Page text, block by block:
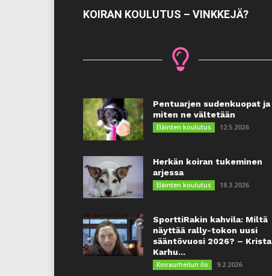
KOIRAN KOULUTUS – VINKKEJÄ?
Pentuarjen sudenkuopat ja
miten ne vältetään
Eläinten koulutus 12.5.2026
Herkän koiran tukeminen
arjessa
Eläinten koulutus 18.3.2026
SporttiRakin kahvila: Miltä
näyttää rally-tokon uusi
sääntövuosi 2026? – Krista
Karhu...
Koiraurheilun ilo 9.2.2026